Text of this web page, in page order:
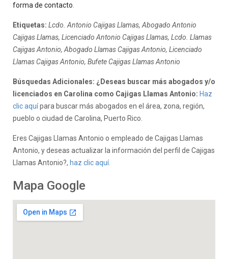
forma de contacto
Etiquetas: Lcdo. Antonio Cajigas Llamas, Abogado Antonio
Cajigas Llamas, Licenciado Antonio Cajigas Llamas, Lcdo. Llamas
Cajigas Antonio, Abogado Llamas Cajigas Antonio, Licenciado
Llamas Cajigas Antonio, Bufete Cajigas Llamas Antonio
Búsquedas Adicionales: ¿Deseas buscar más abogados y/o
licenciados en Carolina como Cajigas Llamas Antonio: Haz
clic aquípara buscar más abogados en el área, zona, región,
pueblo o ciudad de Carolina, Puerto Rico.
Eres Cajigas Llamas Antonio o empleado de Cajigas Llamas
Antonio, y deseas actualizar la información del perfil de Cajigas
Llamas Antonio?, haz clic aquí.
Mapa Google